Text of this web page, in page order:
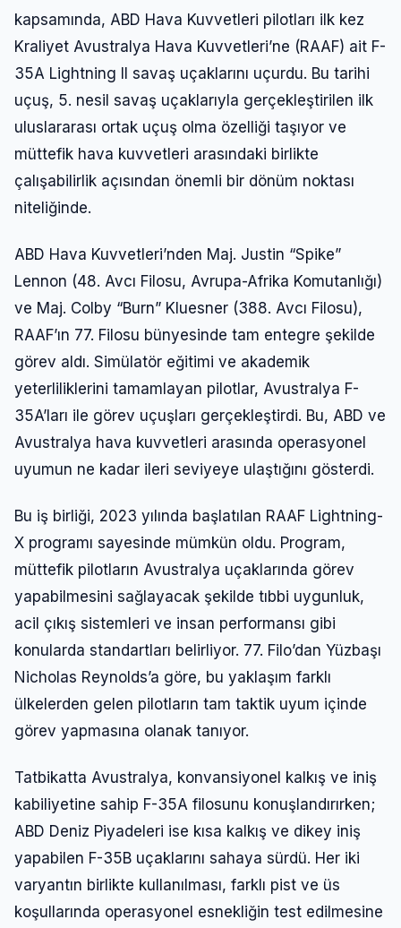
kapsamında, ABD Hava Kuvvetleri pilotları ilk kez
Kraliyet Avustralya Hava Kuvvetleri’ne (RAAF) ait F-
35A Lightning II savaş uçaklarını uçurdu. Bu tarihi
uçuş, 5. nesil savaş uçaklarıyla gerçekleştirilen ilk
uluslararası ortak uçuş olma özelliği taşıyor ve
müttefik hava kuvvetleri arasındaki birlikte
çalışabilirlik açısından önemli bir dönüm noktası
niteliğinde.
ABD Hava Kuvvetleri’nden Maj. Justin “Spike”
Lennon (48. Avcı Filosu, Avrupa-Afrika Komutanlığı)
ve Maj. Colby “Burn” Kluesner (388. Avcı Filosu),
RAAF’ın 77. Filosu bünyesinde tam entegre şekilde
görev aldı. Simülatör eğitimi ve akademik
yeterliliklerini tamamlayan pilotlar, Avustralya F-
35A’ları ile görev uçuşları gerçekleştirdi. Bu, ABD ve
Avustralya hava kuvvetleri arasında operasyonel
uyumun ne kadar ileri seviyeye ulaştığını gösterdi.
Bu iş birliği, 2023 yılında başlatılan RAAF Lightning-
X programı sayesinde mümkün oldu. Program,
müttefik pilotların Avustralya uçaklarında görev
yapabilmesini sağlayacak şekilde tıbbi uygunluk,
acil çıkış sistemleri ve insan performansı gibi
konularda standartları belirliyor. 77. Filo’dan Yüzbaşı
Nicholas Reynolds’a göre, bu yaklaşım farklı
ülkelerden gelen pilotların tam taktik uyum içinde
görev yapmasına olanak tanıyor.
Tatbikatta Avustralya, konvansiyonel kalkış ve iniş
kabiliyetine sahip F-35A filosunu konuşlandırırken;
ABD Deniz Piyadeleri ise kısa kalkış ve dikey iniş
yapabilen F-35B uçaklarını sahaya sürdü. Her iki
varyantın birlikte kullanılması, farklı pist ve üs
koşullarında operasyonel esnekliğin test edilmesine